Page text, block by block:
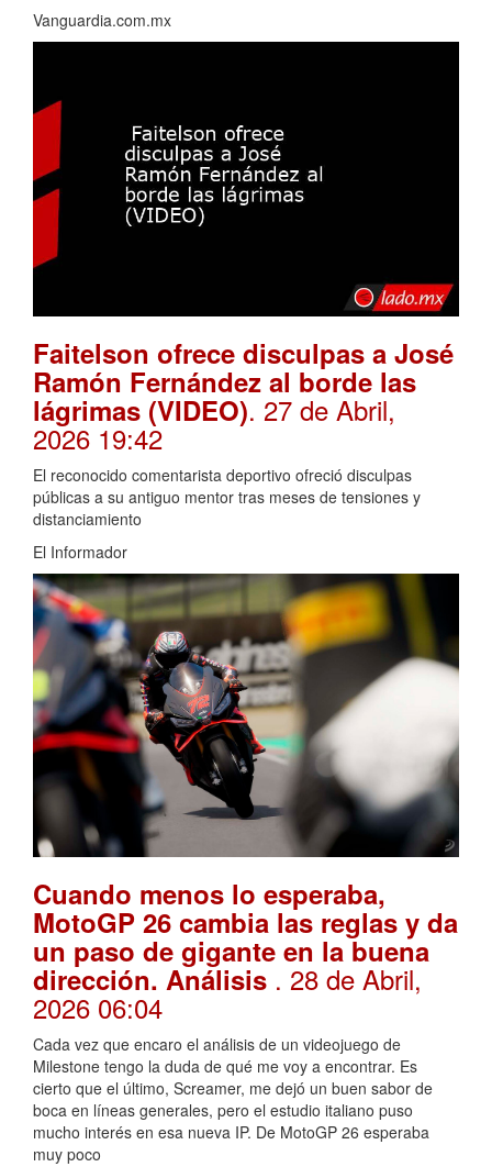
Vanguardia.com.mx
Faitelson ofrece disculpas a José
Ramón Fernández al borde las
lágrimas (VIDEO). 27 de Abril,
2026 19:42
El reconocido comentarista deportivo ofreció disculpas
públicas a su antiguo mentor tras meses de tensiones y
distanciamiento
El Informador
Cuando menos lo esperaba,
MotoGP 26 cambia las reglas y da
un paso de gigante en la buena
dirección. Análisis . 28 de Abril,
2026 06:04
Cada vez que encaro el análisis de un videojuego de
Milestone tengo la duda de qué me voy a encontrar. Es
cierto que el último, Screamer, me dejó un buen sabor de
boca en líneas generales, pero el estudio italiano puso
mucho interés en esa nueva IP. De MotoGP 26 esperaba
muy poco